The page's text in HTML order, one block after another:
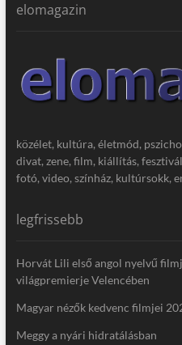
elomagazin
közélet, kultúra, életmód,
divat, zene, film, kiállítás,
fotó, video, színház, kultúrsokk,
legfrissebb
Horvát Lili első angol nyelvű
világpremierje Velencében
Magyar nézők kedvenc filmjei
Meggy a nyári hidratálásban